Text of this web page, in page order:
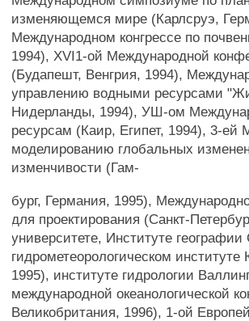
изменяющемся мире (Карлсруэ,
Международном конгрессе по
1994), XVI1-ой Международной
(Будапешт, Венгрия, 1994),
управлению водными ресурсами
Нидерланды, 1994), УШ-ом
ресурсам (Каир, Египет, 1994), 3-
моделированию глобальных
изменчивости (Гам-
бург, Германия, 1995),
для проектирования (Санкт-
университете, Институте
гидрометеорологическом
1995), институте гидрологии
международной океанологической
Великобритания, 1996), 1-ой